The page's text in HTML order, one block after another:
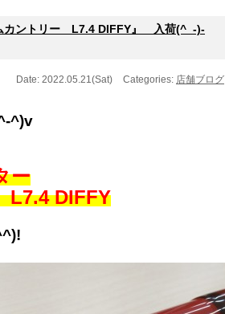
カントリー L7.4 DIFFY』 入荷(^_-)-
Date: 2022.05.21(Sat) Categories: 店舗ブログ
^)v
ー
DIFFY